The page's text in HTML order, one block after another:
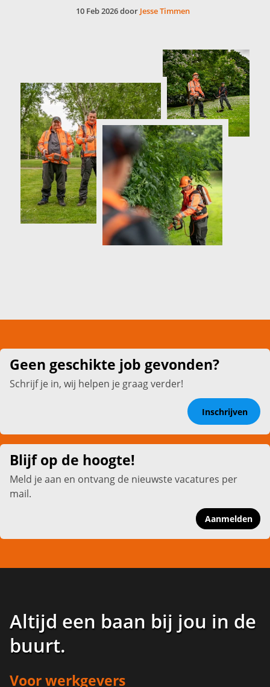
10 Feb 2026 door Jesse Timmen
Geen geschikte job gevonden?
Schrijf je in, wij helpen je graag verder!
Inschrijven
Blijf op de hoogte!
Meld je aan en ontvang de nieuwste vacatures per
mail.
Aanmelden
Altijd een baan bij jou in de
buurt.
Voor werkgevers